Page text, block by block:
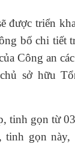
được triển
bố chi tiết
Công an
sở hữu
tinh gọn từ
tinh gọn